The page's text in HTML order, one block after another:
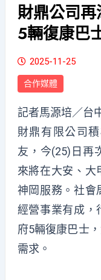
財鼎公司
5輛復康巴
2025-11-25
合作媒體
記者馬源培／台
財鼎有限公司
友，今(25)日再
來將在大安、大
神岡服務。社會
經營事業有成，
府5輛復康巴士
需求。